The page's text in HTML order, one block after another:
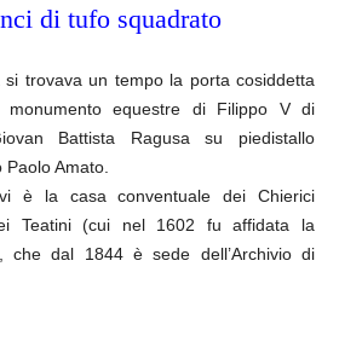
di tufo squadrato
si trovava un tempo la porta cosiddetta
monumento equestre di Filippo V di
Battista Ragusa su piedistallo
Amato.
è la casa conventuale dei Chierici
Teatini (cui nel 1602 fu affidata la
che dal 1844 è sede dell’Archivio di